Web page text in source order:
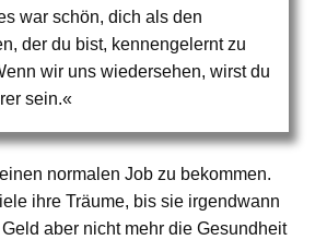
war schön, dich als den
der du bist, kennengelernt zu
wir uns wiedersehen, wirst du
sein.«
normalen Job zu bekommen.
ihre Träume, bis sie irgendwann
aber nicht mehr die Gesundheit